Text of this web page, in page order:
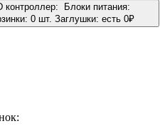
контроллер:
Блоки питания:
0 шт. Заглушки: есть 0₽